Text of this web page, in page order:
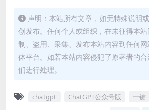
声明：本站所有文章，如无特殊说明
创发布。任何个人或组织，在未征得本
制、盗用、采集、发布本站内容到任何
体平台。如若本站内容侵犯了原著者的
们进行处理。
chatgpt ChatGPT公众号版 一键